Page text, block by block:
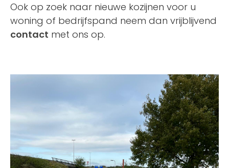
Ook op zoek naar nieuwe kozijnen voor u
woning of bedrijfspand neem dan vrijblijvend
contact met ons op.